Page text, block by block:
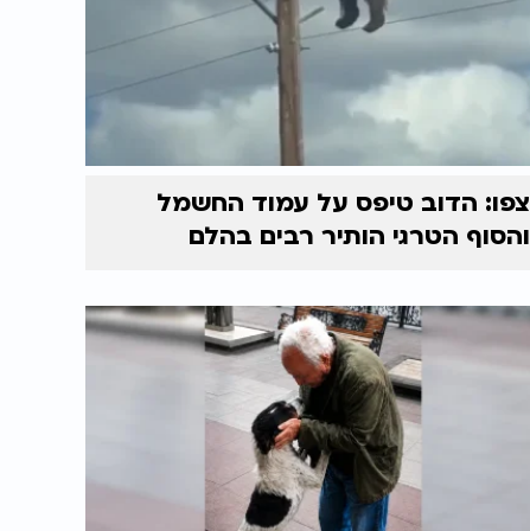
צפו: הדוב טיפס על עמוד החשמל
והסוף הטרגי הותיר רבים בהלם